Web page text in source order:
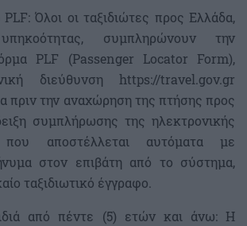
PLF: Όλοι οι ταξιδιώτες προς Ελλάδα,
συμπληρώνουν την
PLF (Passenger Locator Form),
διεύθυνση https://travel.gov.gr
πριν την αναχώρηση της πτήσης προς
συμπλήρωσης της ηλεκτρονικής
αποστέλλεται αυτόματα με
στον επιβάτη από το σύστημα,
ταξιδιωτικό έγγραφο.
από πέντε (5) ετών και άνω: Η